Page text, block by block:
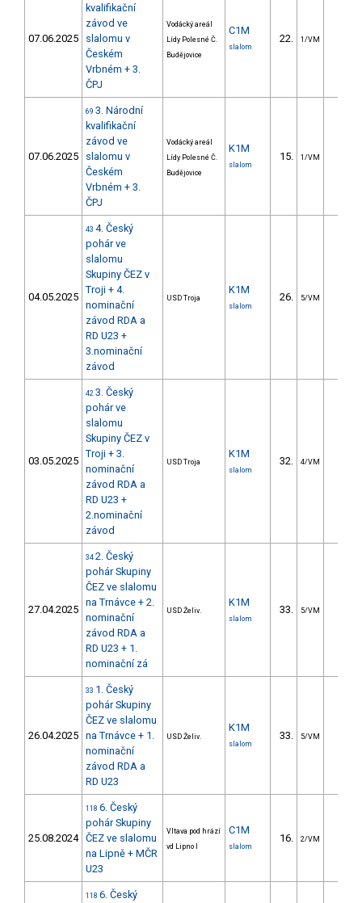
07.06.2025
kvalifikační
závod ve
slalomu v
Českém
Vrbném + 3.
ČPJ
Vodácký areál
Lídy Polesné Č.
Budějovice
C1M
slalom
22. 1/VM
07.06.2025
69 3. Národní
kvalifikační
závod ve
slalomu v
Českém
Vrbném + 3.
ČPJ
Vodácký areál
Lídy Polesné Č.
Budějovice
K1M
slalom
15. 1/VM
04.05.2025
43 4. Český
pohár ve
slalomu
Skupiny ČEZ v
Troji + 4.
nominační
závod RDA a
RD U23 +
3.nominační
závod
USD Troja
K1M
slalom
26. 5/VM
03.05.2025
42 3. Český
pohár ve
slalomu
Skupiny ČEZ v
Troji + 3.
nominační
závod RDA a
RD U23 +
2.nominační
závod
USD Troja
K1M
slalom
32. 4/VM
27.04.2025
34 2. Český
pohár Skupiny
ČEZ ve slalomu
na Trnávce + 2.
nominační
závod RDA a
RD U23 + 1.
nominační zá
USD Želiv.
K1M
slalom
33. 5/VM
26.04.2025
33 1. Český
pohár Skupiny
ČEZ ve slalomu
na Trnávce + 1.
nominační
závod RDA a
RD U23
USD Želiv.
K1M
slalom
33. 5/VM
25.08.2024
118 6. Český
pohár Skupiny
ČEZ ve slalomu
na Lipně + MČR
U23
Vltava pod hrází
vd Lipno I
C1M
slalom
16. 2/VM
118 6. Český